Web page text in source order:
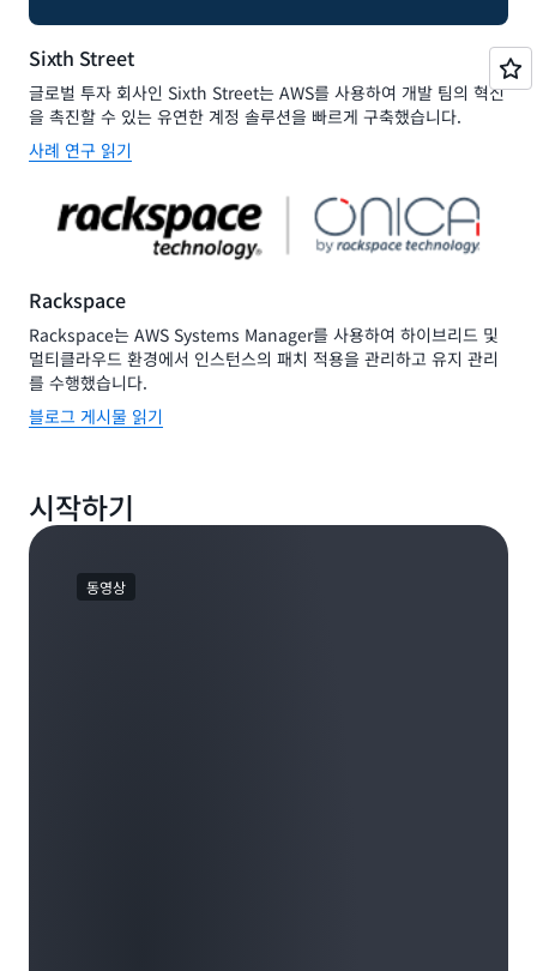
Sixth Street
글로벌 투자 회사인 Sixth Street는 AWS를 사용하여 개발 팀의 혁신
을 촉진할 수 있는 유연한 계정 솔루션을 빠르게 구축했습니다.
사례 연구 읽기
Rackspace
Rackspace는 AWS Systems Manager를 사용하여 하이브리드 및
멀티클라우드 환경에서 인스턴스의 패치 적용을 관리하고 유지 관리
를 수행했습니다.
블로그 게시물 읽기
시작하기
동영상